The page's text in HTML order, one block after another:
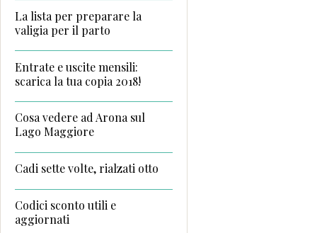
La lista per preparare la
valigia per il parto
Entrate e uscite mensili:
scarica la tua copia 2018!
Cosa vedere ad Arona sul
Lago Maggiore
Cadi sette volte, rialzati otto
Codici sconto utili e
aggiornati